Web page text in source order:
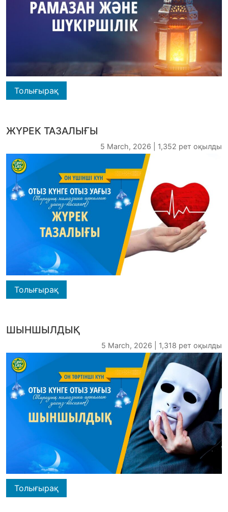
Толығырақ
ЖҮРЕК ТАЗАЛЫҒЫ
5 March, 2026 | 1,352 рет оқылды
Толығырақ
ШЫНШЫЛДЫҚ
5 March, 2026 | 1,318 рет оқылды
Толығырақ